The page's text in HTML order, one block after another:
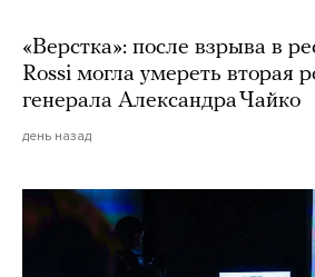
«Верстка»: после взрыва в
Rossi могла умереть вторая
генерала Александра Чайко
день назад